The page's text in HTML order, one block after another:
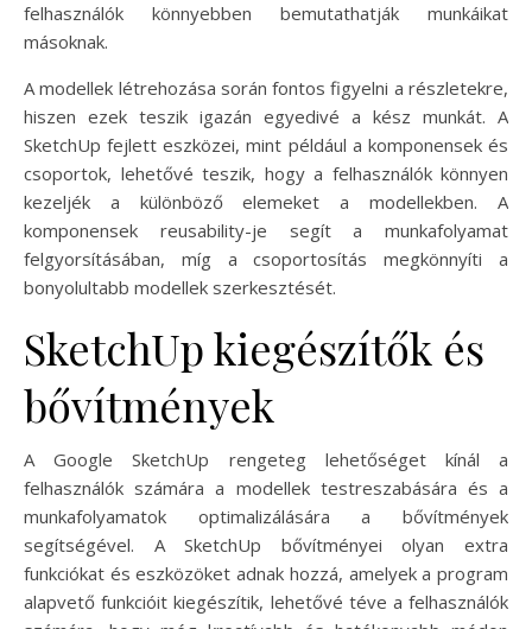
felhasználók könnyebben bemutathatják munkáikat
másoknak.
A modellek létrehozása során fontos figyelni a részletekre,
hiszen ezek teszik igazán egyedivé a kész munkát. A
SketchUp fejlett eszközei, mint például a komponensek és
csoportok, lehetővé teszik, hogy a felhasználók könnyen
kezeljék a különböző elemeket a modellekben. A
komponensek reusability-je segít a munkafolyamat
felgyorsításában, míg a csoportosítás megkönnyíti a
bonyolultabb modellek szerkesztését.
SketchUp kiegészítők és
bővítmények
A Google SketchUp rengeteg lehetőséget kínál a
felhasználók számára a modellek testreszabására és a
munkafolyamatok optimalizálására a bővítmények
segítségével. A SketchUp bővítményei olyan extra
funkciókat és eszközöket adnak hozzá, amelyek a program
alapvető funkcióit kiegészítik, lehetővé téve a felhasználók